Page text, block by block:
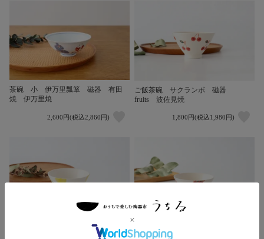
茶碗 小 伊万里瓢箪 磁器 有田
焼 伊万里焼
2,600円(税込2,860円)
ご飯茶碗 サクランボ 磁器
fruits 波佐見焼
1,800円(税込1,980円)
ご飯茶碗 レモン 磁器 fruits 波
佐見焼